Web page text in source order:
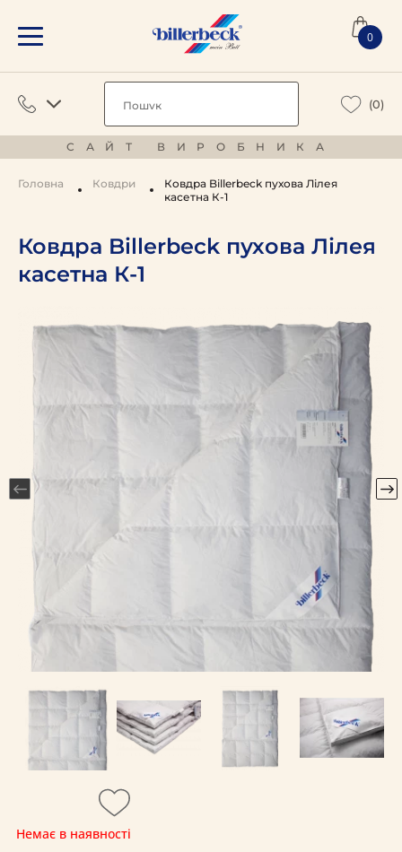
0
(0)
САЙТ ВИРОБНИКА
Головна Ковдри
Ковдра Billerbeck пухова Лілея
касетна К-1
Ковдра Billerbeck пухова Лілея
касетна К-1
Немає в наявності